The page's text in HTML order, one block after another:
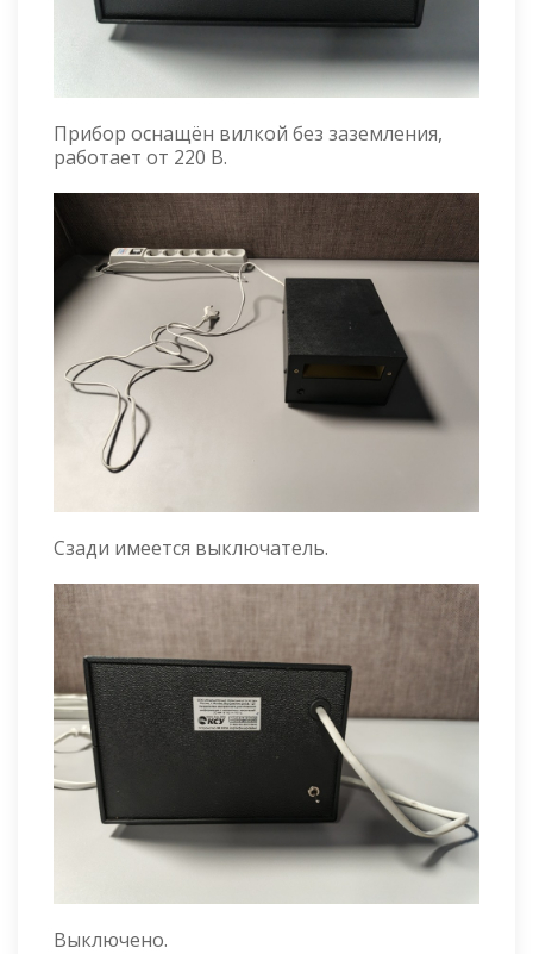
Прибор оснащён вилкой без заземления,
работает от 220 В.
Сзади имеется выключатель.
Выключено.